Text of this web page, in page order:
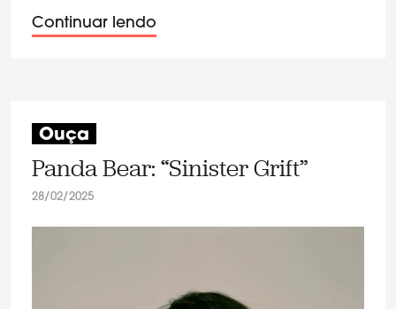
Continuar lendo
Ouça
Panda Bear: “Sinister Grift”
28/02/2025